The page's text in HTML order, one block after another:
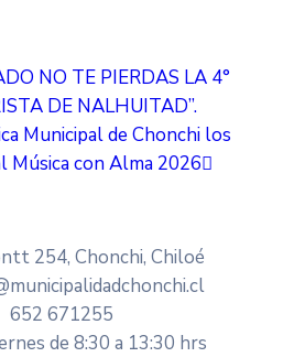
NO TE PIERDAS LA 4°
DE NALHUITAD”.
Municipal de Chonchi los
Música con Alma 2026
254, Chonchi, Chiloé
652 671255
de 8:30 a 13:30 hrs